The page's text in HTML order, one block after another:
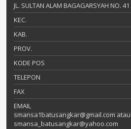
JL. SULTAN ALAM BAGAGARSYAH NO. 41
KEC.
KAB.
PROV.
KODE POS
TELEPON
FAX
EMAIL
smansa1batusangkar@gmail.com atau
smansa_batusangkar@yahoo.com